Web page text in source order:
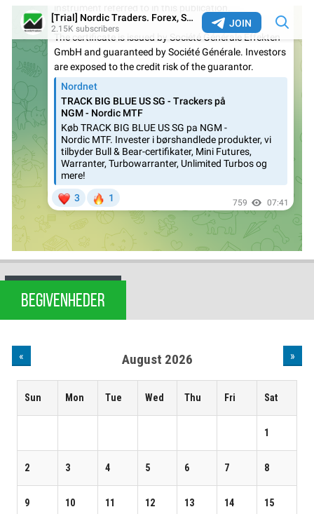
BEGIVENHEDER
« August 2026 »
Sun Mon Tue Wed Thu Fri Sat
1
2 3 4 5 6 7 8
9 10 11 12 13 14 15